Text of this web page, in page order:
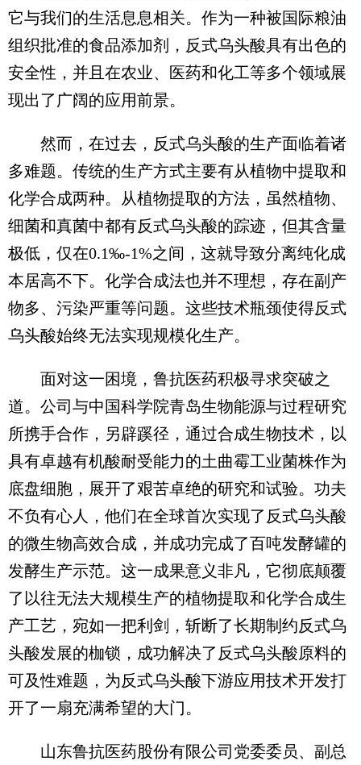
它与我们的生活息息相关。作为一种被国际粮油
组织批准的食品添加剂，反式乌头酸具有出色的
安全性，并且在农业、医药和化工等多个领域展
现出了广阔的应用前景。
然而，在过去，反式乌头酸的生产面临着诸
多难题。传统的生产方式主要有从植物中提取和
化学合成两种。从植物提取的方法，虽然植物、
细菌和真菌中都有反式乌头酸的踪迹，但其含量
极低，仅在0.1‰-1%之间，这就导致分离纯化成
本居高不下。化学合成法也并不理想，存在副产
物多、污染严重等问题。这些技术瓶颈使得反式
乌头酸始终无法实现规模化生产。​
面对这一困境，鲁抗医药积极寻求突破之
道。公司与中国科学院青岛生物能源与过程研究
所携手合作，另辟蹊径，通过合成生物技术，以
具有卓越有机酸耐受能力的土曲霉工业菌株作为
底盘细胞，展开了艰苦卓绝的研究和试验。功夫
不负有心人，他们在全球首次实现了反式乌头酸
的微生物高效合成，并成功完成了百吨发酵罐的
发酵生产示范。这一成果意义非凡，它彻底颠覆
了以往无法大规模生产的植物提取和化学合成生
产工艺，宛如一把利剑，斩断了长期制约反式乌
头酸发展的枷锁，成功解决了反式乌头酸原料的
可及性难题，为反式乌头酸下游应用技术开发打
开了一扇充满希望的大门。​
山东鲁抗医药股份有限公司党委委员、副总